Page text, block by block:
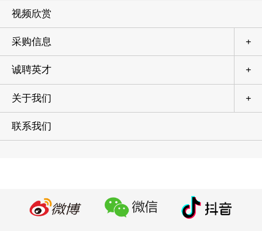
视频欣赏
+
采购信息
+
诚聘英才
+
关于我们
联系我们